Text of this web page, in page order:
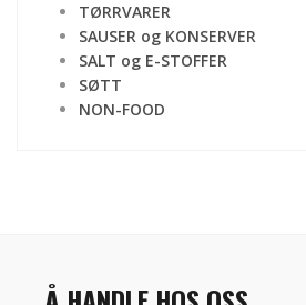
TØRRVARER
SAUSER og KONSERVER
SALT og E-STOFFER
SØTT
NON-FOOD